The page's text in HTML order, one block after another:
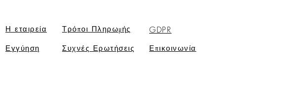
Η εταιρεία
Εγγύηση
Τρόποι Πληρωμής
Συχνές Ερωτήσεις
GDPR
Επικοινωνία